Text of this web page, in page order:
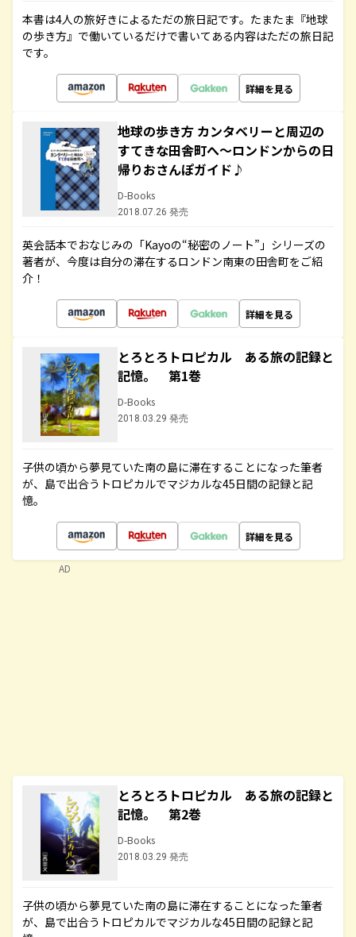
本書は4人の旅好きによるただの旅日記です。たまたま『地球
の歩き方』で働いているだけで書いてある内容はただの旅日記
です。
詳細を見る
地球の歩き方 カンタベリーと周辺の
すてきな田舎町へ～ロンドンからの日
帰りおさんぽガイド♪
D-Books
2018.07.26 発売
英会話本でおなじみの「Kayoの“秘密のノート”」シリーズの
著者が、今度は自分の滞在するロンドン南東の田舎町をご紹
介！
詳細を見る
とろとろトロピカル ある旅の記録と
記憶。 第1巻
D-Books
2018.03.29 発売
子供の頃から夢見ていた南の島に滞在することになった筆者
が、島で出合うトロピカルでマジカルな45日間の記録と記
憶。
詳細を見る
とろとろトロピカル ある旅の記録と
記憶。 第2巻
D-Books
2018.03.29 発売
子供の頃から夢見ていた南の島に滞在することになった筆者
が、島で出合うトロピカルでマジカルな45日間の記録と記
AD